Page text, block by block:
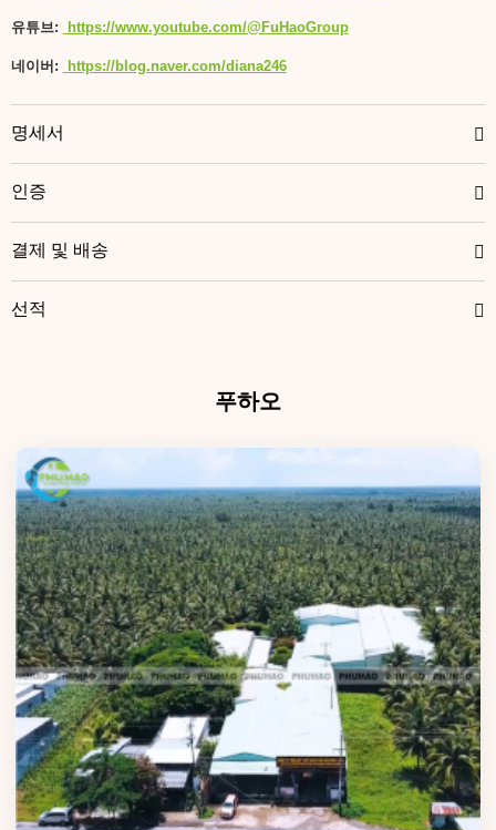
유튜브: https://www.youtube.com/@FuHaoGroup
네이버 : https://blog.naver.com/diana246
명세서
인증
결제 및 배송
선적
푸하오